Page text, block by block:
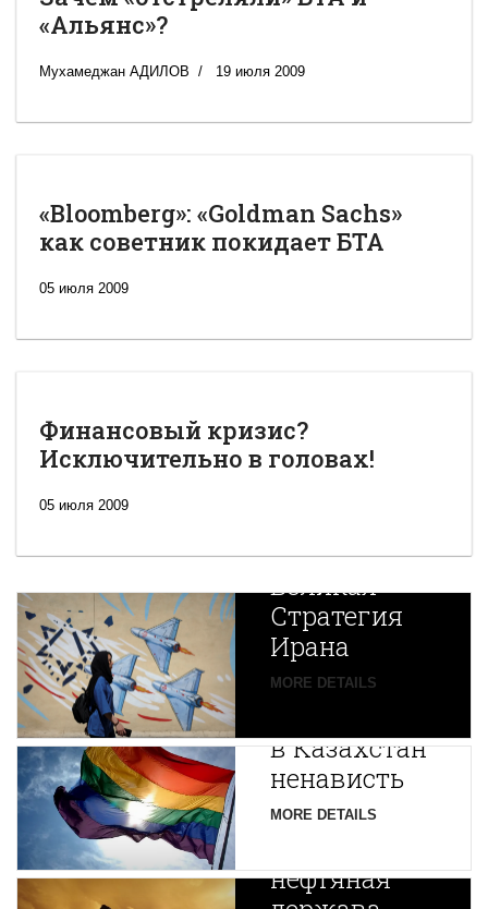
«Альянс»?
Мухамеджан АДИЛОВ 19 июля 2009
«Bloomberg»: «Goldman Sachs»
как советник покидает БТА
05 июля 2009
Финансовый кризис?
Исключительно в головах!
05 июля 2009
Новая
Великая
Стратегия
Ирана
MORE DETAILS
Путин
в Казахстан
ненависть
MORE DETAILS
Центральной
Азии
зарождается
нефтяная